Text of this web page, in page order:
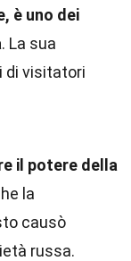
è uno dei
. La sua
di visitatori
il potere della
la
causò
russa.